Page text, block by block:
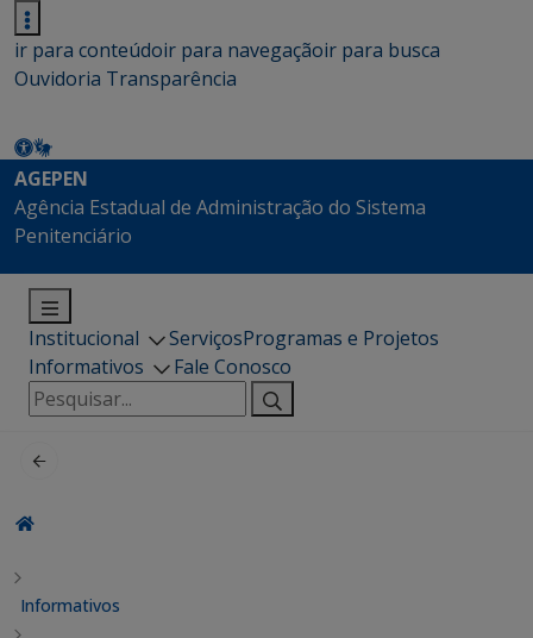
ir para conteúdoir para navegaçãoir para busca
Ouvidoria Transparência
AGEPEN
Agência Estadual de Administração do Sistema
Penitenciário
Institucional ServiçosProgramas e Projetos
Informativos
Fale Conosco
Pesquisar
por:
Informativos